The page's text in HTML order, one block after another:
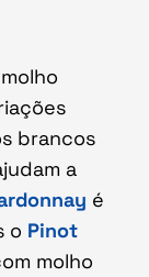
brancos
a
é
o Pinot
molho